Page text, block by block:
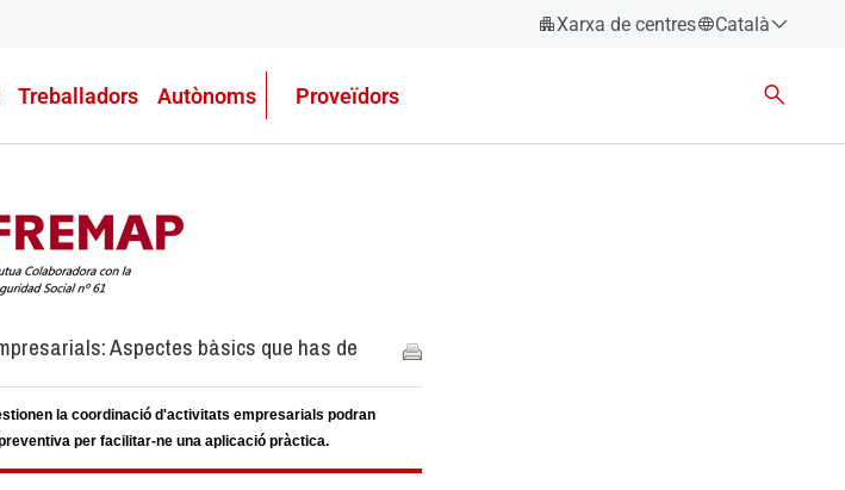
Xarxa de centres
Català
Treballadors Autònoms Proveïdors